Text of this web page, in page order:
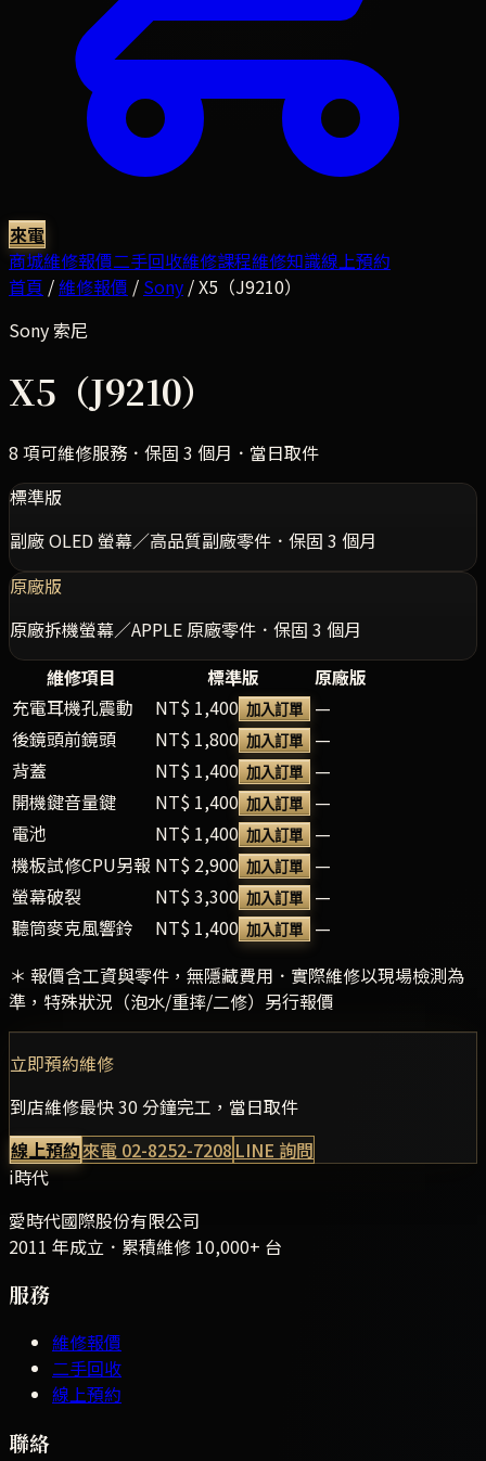
來電
商城維修報價二手回收維修課程維修知識線上預約
首頁 /維修報價 / Sony /X5（J9210）
Sony索尼
X5（J9210）
8 項可維修服務．保固 3 個月．當日取件
標準版
副廠 OLED 螢幕／高品質副廠零件．保固 3 個月
原廠版
原廠拆機螢幕／APPLE 原廠零件．保固 3 個月
維修項目
標準版
原廠版
充電耳機孔震動
NT$ 1,400 加入訂單
—
後鏡頭前鏡頭
NT$ 1,800 加入訂單
—
背蓋
NT$ 1,400 加入訂單
—
開機鍵音量鍵
NT$ 1,400 加入訂單
—
電池
NT$ 1,400 加入訂單
—
機板試修CPU另報 NT$ 2,900 加入訂單
—
螢幕破裂
NT$ 3,300 加入訂單
—
聽筒麥克風響鈴
NT$ 1,400 加入訂單
—
＊ 報價含工資與零件，無隱藏費用．實際維修以現場檢測為
準，特殊狀況（泡水/重摔/二修）另行報價
立即預約維修
到店維修最快 30 分鐘完工，當日取件
線上預約來電 02-8252-7208 LINE 詢問
i時代
愛時代國際股份有限公司
2011 年成立．累積維修 10,000+ 台
服務
維修報價
二手回收
線上預約
聯絡